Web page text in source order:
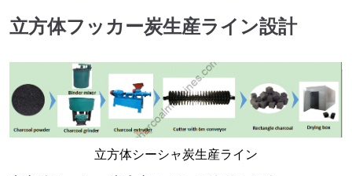
立方体フッカー炭生産ライン設計
立方体シーシャ炭生産ライン